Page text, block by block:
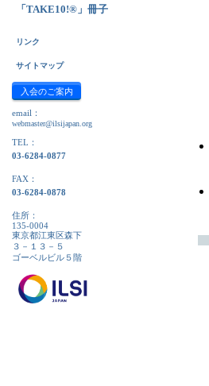
「TAKE10!®」冊子
リンク
サイトマップ
入会のご案内
email：
webmaster@ilsijapan.org
TEL：
03-6284-0877
FAX：
03-6284-0878
住所：
135-0004
東京都江東区森下
３－１３－５
ゴーベルビル５階